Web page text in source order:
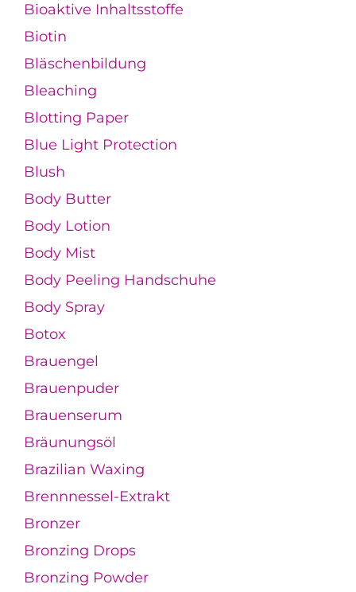
Bioaktive Inhaltsstoffe
Biotin
Bläschenbildung
Bleaching
Blotting Paper
Blue Light Protection
Blush
Body Butter
Body Lotion
Body Mist
Body Peeling Handschuhe
Body Spray
Botox
Brauengel
Brauenpuder
Brauenserum
Bräunungsöl
Brazilian Waxing
Brennnessel-Extrakt
Bronzer
Bronzing Drops
Bronzing Powder